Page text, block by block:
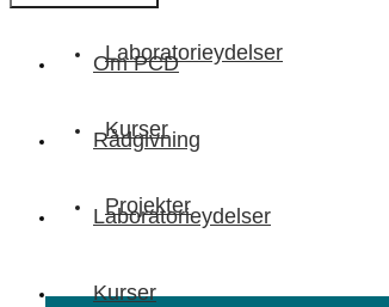
Laboratorieydelser
Kurser
Projekter
Om PCD
Rådgivning
Laboratorieydelser
Kurser